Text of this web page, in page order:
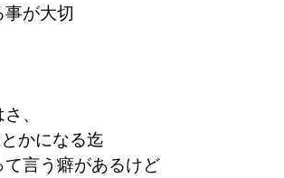
が大切
、
かになる迄
言う癖があるけど